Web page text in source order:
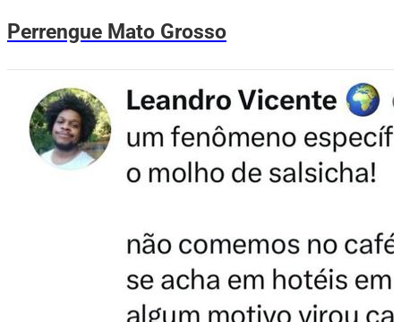
Perrengue Mato Grosso